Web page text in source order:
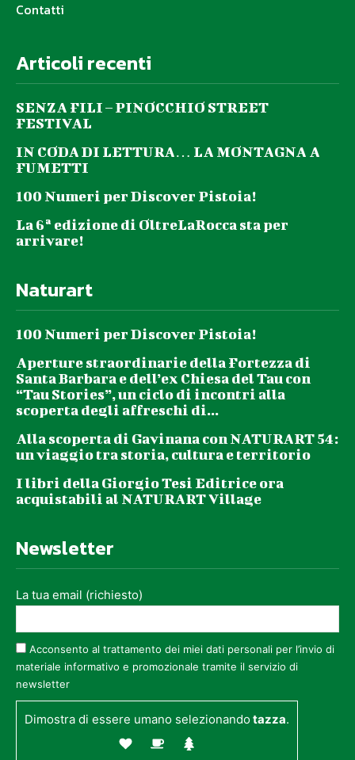
Contatti
Articoli recenti
SENZA FILI – PINOCCHIO STREET
FESTIVAL
IN CODA DI LETTURA… LA MONTAGNA A
FUMETTI
100 Numeri per Discover Pistoia!
La 6ª edizione di OltreLaRocca sta per
arrivare!
Naturart
100 Numeri per Discover Pistoia!
Aperture straordinarie della Fortezza di
Santa Barbara e dell’ex Chiesa del Tau con
“Tau Stories”, un ciclo di incontri alla
scoperta degli affreschi di...
Alla scoperta di Gavinana con NATURART 54:
un viaggio tra storia, cultura e territorio
I libri della Giorgio Tesi Editrice ora
acquistabili al NATURART Village
Newsletter
La tua email (richiesto)
Acconsento al trattamento dei miei dati personali per l’invio di
materiale informativo e promozionale tramite il servizio di
newsletter
Dimostra di essere umano selezionandotazza.